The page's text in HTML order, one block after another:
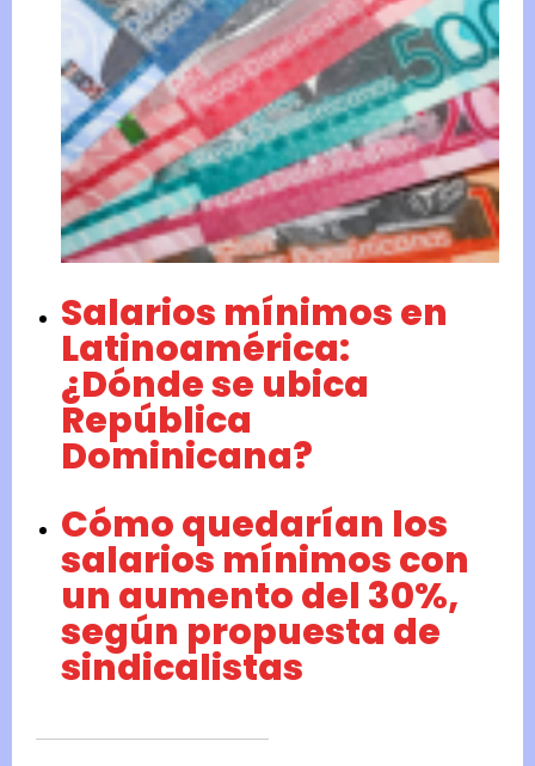
Salarios mínimos en
Latinoamérica:
¿Dónde se ubica
República
Dominicana?
Cómo quedarían los
salarios mínimos con
un aumento del 30%,
según propuesta de
sindicalistas